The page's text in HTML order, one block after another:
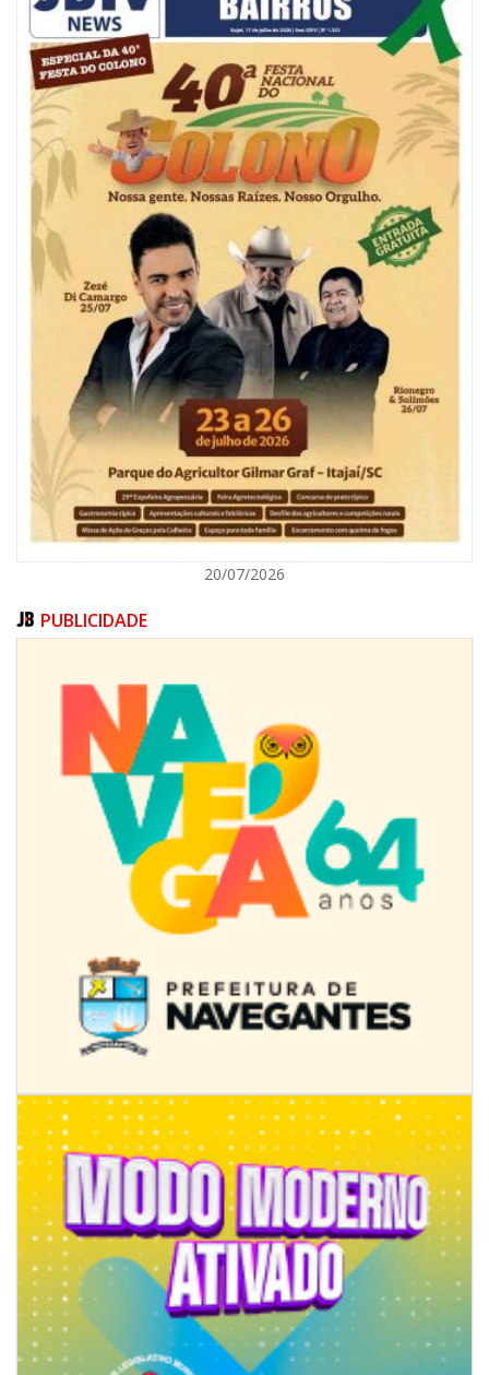
08/08/2026 | 07:00
Reservatórios de Penha são higienizados com ajuda de mergulhadores e
sem interrupção no abastecimento
ITAJAÍ
08/08/2026 | 07:00
Limpeza de valas e ribeirões avança no interior de Itajaí
ITAJAÍ
20/07/2026
PUBLICIDADE